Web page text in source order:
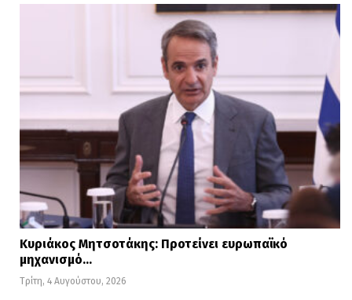
Κυριάκος Μητσοτάκης: Προτείνει ευρωπαϊκό
μηχανισμό…
Τρίτη, 4 Αυγούστου, 2026